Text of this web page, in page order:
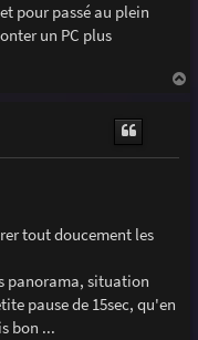
pour passé au plein
un PC plus
tout doucement les
panorama, situation
pause de 15sec, qu'en
bon ...